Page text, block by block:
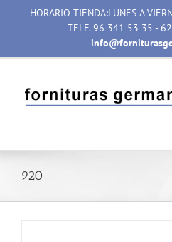
HORARIO TIENDA:LUNES A
TELF. 96 341 53 35 -
920